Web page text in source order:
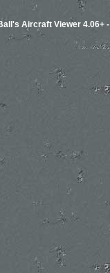
Aircraft Viewer 4.06+-